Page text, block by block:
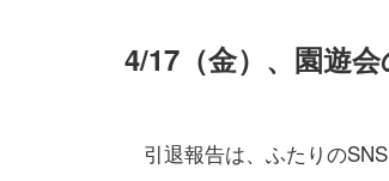
4/17（金）、園遊
引退報告は、ふたりの